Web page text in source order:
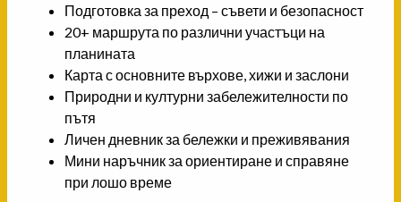
Подготовка за преход – съвети и безопасност
20+ маршрута по различни участъци на
планината
Карта с основните върхове, хижи и заслони
Природни и културни забележителности по
пътя
Личен дневник за бележки и преживявания
Мини наръчник за ориентиране и справяне
при лошо време